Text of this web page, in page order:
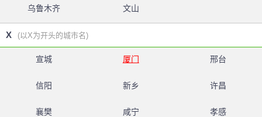
乌鲁木齐 文山
X (以X为开头的城市名)
宣城 厦门 邢台
信阳 新乡 许昌
襄樊 咸宁 孝感